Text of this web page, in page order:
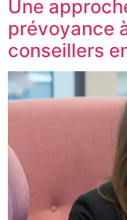
Une
prévoyance
conseillers